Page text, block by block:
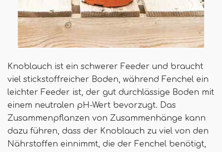
Knoblauch ist ein schwerer Feeder und braucht
viel stickstoffreicher Boden, während Fenchel ein
leichter Feeder ist, der gut durchlässige Boden mit
einem neutralen pH-Wert bevorzugt. Das
Zusammenpflanzen von Zusammenhänge kann
dazu führen, dass der Knoblauch zu viel von den
Nährstoffen einnimmt, die der Fenchel benötigt,